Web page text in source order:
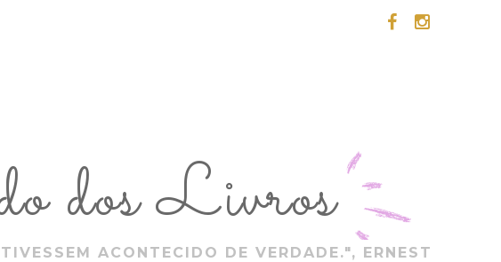
dos Livros
ACONTECIDO DE VERDADE.", ERNEST